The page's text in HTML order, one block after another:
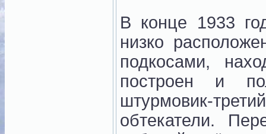
В конце 1933
низко
подкосами,
построен и
штурмовик-
обтекатели.